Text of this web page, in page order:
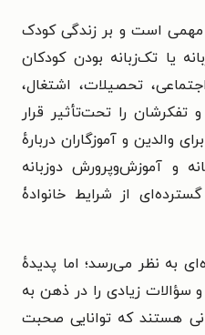
مهمی است و بر زندگی کودک
یا تک‌زبانه بودن کودکان
تحصیلات، اشتغال،
تفکرشان را تحت‌تأثیر قرار
والدین و آموزگاران دربارهٔ
و آموزش‌وپرورش دوزبانه
از شرایط خانوادۀ
به نظر می‌رسد؛ اما پدیدهٔ
زیادی را در ذهن به
هستند که توانایی صحبت